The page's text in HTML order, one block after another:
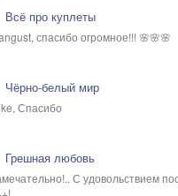
Всё про куплеты
спасибо огромное!!! 🌸🌸🌸
Чёрно-белый мир
Спасибо
Грешная любовь
С удовольствием